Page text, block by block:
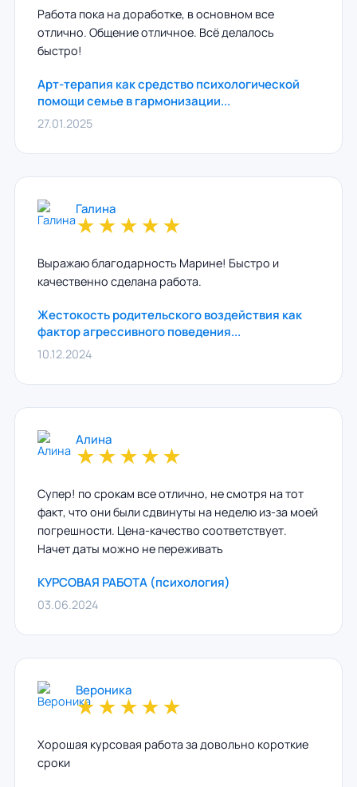
Работа пока на доработке, в основном все
отлично. Общение отличное. Всё делалось
быстро!
Арт-терапия как средство психологической
помощи семье в гармонизации...
27.01.2025
Галина
★★★★★
Выражаю благодарность Марине! Быстро и
качественно сделана работа.
Жестокость родительского воздействия как
фактор агрессивного поведения...
10.12.2024
Алина
★★★★★
Супер! по срокам все отлично, не смотря на тот
факт, что они были сдвинуты на неделю из-за моей
погрешности. Цена-качество соответствует.
Начет даты можно не переживать
КУРСОВАЯ РАБОТА (психология)
03.06.2024
Вероника
★★★★★
Хорошая курсовая работа за довольно короткие
сроки